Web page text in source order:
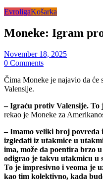
EvroligaKošarka
Moneke: Igram
November 18, 2025
0 Comments
Čima Moneke je najavio da će
Valensije.
– Igraću protiv Valensije. To
rekao je Moneke za
– Imamo veliki broj povreda
izgledati iz utakmice u
ima, može da poentira brzo
odigrao je takvu utakmicu
To je impresivno i veoma je
kao tim kolektivno, kada